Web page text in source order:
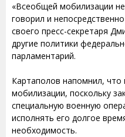
«Всеобщей мобилизации
говорил и
своего пресс-секретаря
другие политики
парламентарий.
Картаполов напомнил, что
мобилизации, поскольку
специальную военную
исполнять его долгое
необходимость.